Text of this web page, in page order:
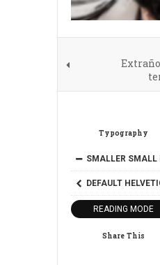
Typography
SMALLER SMALL
DEFAULT
READING MODE
Share This